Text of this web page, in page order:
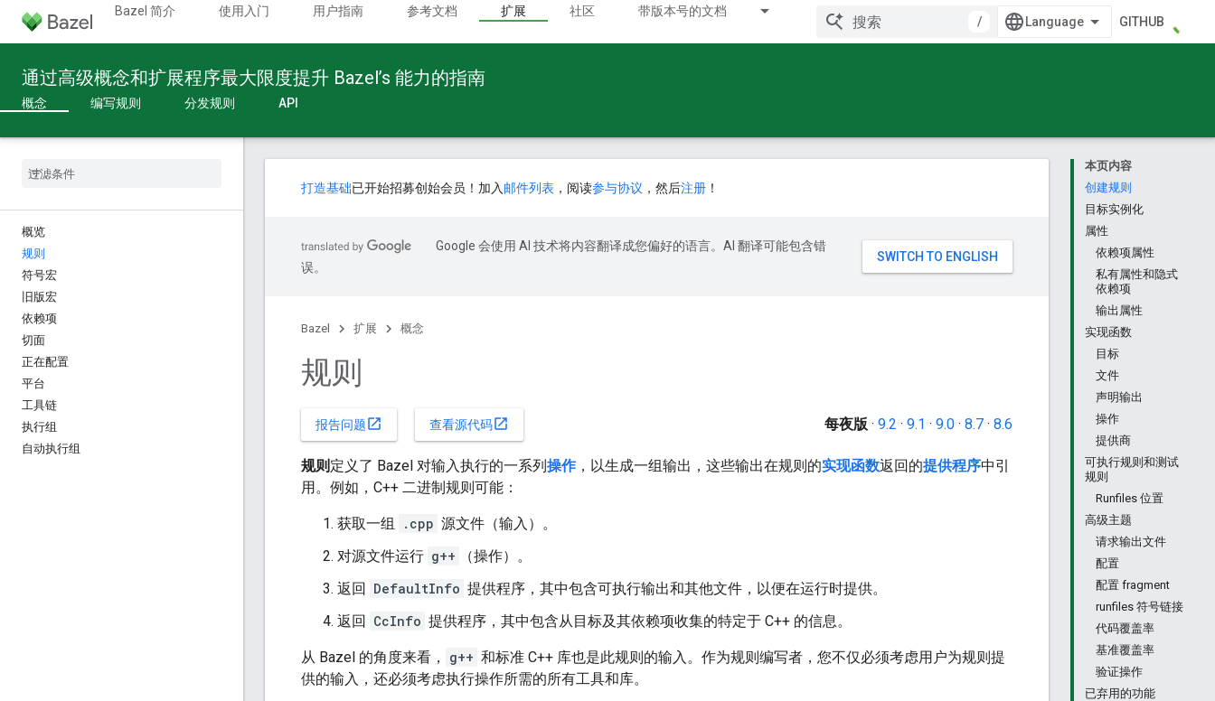
Bazel 简介 使用入门 用户指南 参考文档 扩展 社区 带版本号的文档
/ GITHUB
通过高级概念和扩展程序最大限度提升 Bazel’s 能力的指南
概念 编写规则 分发规则 API
概览
规则
符号宏
旧版宏
依赖项
切面
正在配置
平台
工具链
执行组
自动执行组
本页内容
创建规则
目标实例化
属性
依赖项属性
私有属性和隐式
依赖项
输出属性
实现函数
目标
文件
声明输出
操作
提供商
可执行规则和测试
规则
Runfiles 位置
高级主题
请求输出文件
配置
配置 fragment
runfiles 符号链接
代码覆盖率
基准覆盖率
验证操作
已弃用的功能
打造基础已开始招募创始会员！加入 邮件列表 ，阅读参与协议 ，然后注册 ！
Google 会使用 AI 技术将内容翻译成您偏好的语言。AI 翻译可能包含错
误。
Bazel 扩展 概念
规则
报告问题open_in_new 查看源代码open_in_new 每夜版 · 9.2 · 9.1 · 9.0 · 8.7 · 8.6
规则 定义了 Bazel 对输入执行的一系列操作，以生成一组输出，这些输出在规则的实现函数返回的提供程序中引
用。例如，C++ 二进制规则可能：
获取一组 .cpp 源文件（输入）。
对源文件运行 g++
（操作）。
返回 DefaultInfo 提供程序，其中包含可执行输出和其他文件，以便在运行时提供。
返回 CcInfo 提供程序，其中包含从目标及其依赖项收集的特定于 C++ 的信息。
从 Bazel 的角度来看， g++ 和标准 C++ 库也是此规则的输入。作为规则编写者，您不仅必须考虑用户为规则提
供的输入，还必须考虑执行操作所需的所有工具和库。